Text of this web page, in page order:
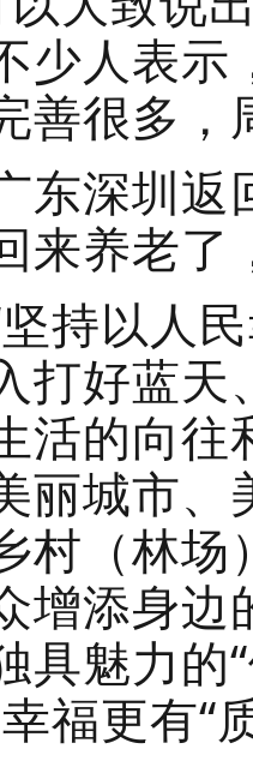
少人表
善很多
东深圳返
来养老了
持以人
打好蓝
活的向往
丽城市
村（林
增添身
具魅力的
福更有“